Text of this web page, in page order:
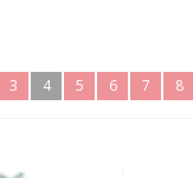
3 4 5 6 7 8